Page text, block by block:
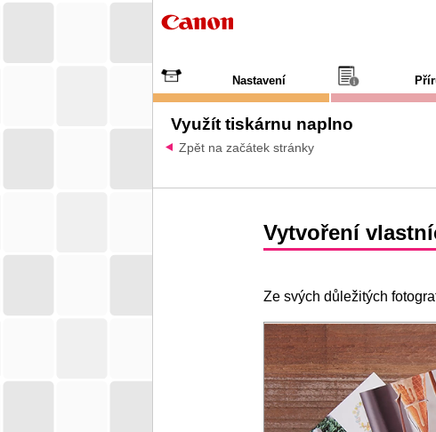
Nastavení
Využít tiskárnu naplno
Zpět na začátek stránky
Vytvoření
Ze svých důležitých